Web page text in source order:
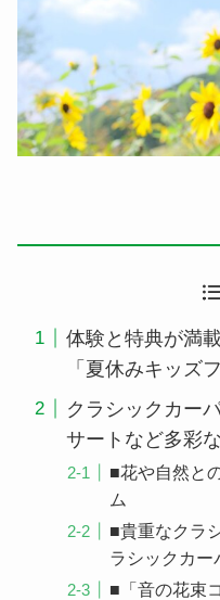
体験と特典が満
「夏休みキッズ
クラシックカー
サートなど多彩
■花や自然と
ム
■貴重なクラ
ラシックカー
■「音の花束